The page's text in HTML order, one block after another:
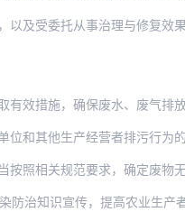
治理与修复效果评估的第三方机构
，确保废水、废气排放和固体废
和其他生产经营者排污行为
照相关规范要求，确定废物
提高农业生产者的农用地土壤环境